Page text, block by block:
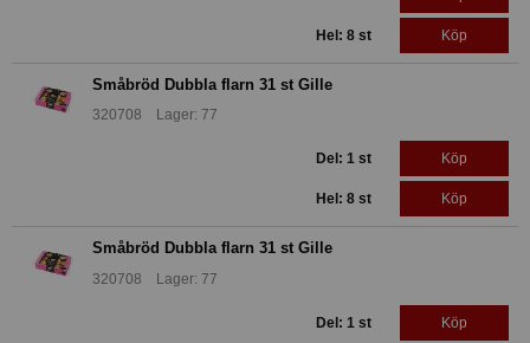
Hel: 8 st Köp
Småbröd Dubbla flarn 31 st Gille
320708 Lager: 77
Del: 1 st Köp
Hel: 8 st Köp
Småbröd Dubbla flarn 31 st Gille
320708 Lager: 77
Del: 1 st Köp